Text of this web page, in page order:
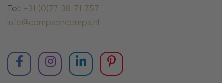
Tel: +31 (0)77 38 71 757
info@campsencamps.nl